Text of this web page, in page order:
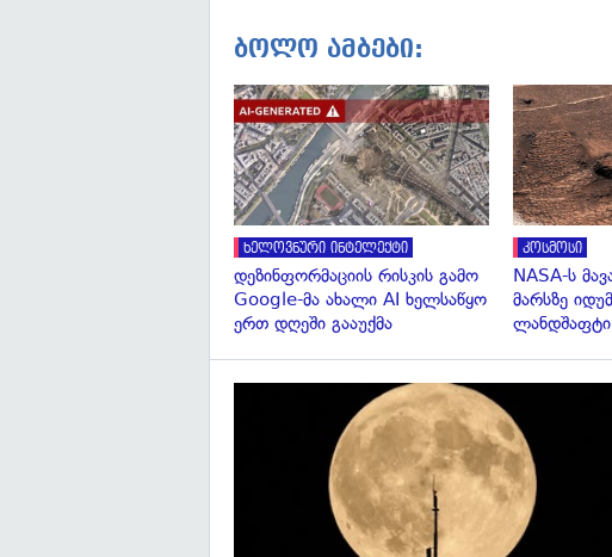
ბოლო ამბები:
გადახედვა
ხელოვნური ინტელექტი
დეზინფორმაციის რისკის გამო
Google-მა ახალი AI ხელსაწყო
ერთ დღეში გააუქმა
კოსმოსი
NASA-ს
მარსზე
ლანდშაფტი